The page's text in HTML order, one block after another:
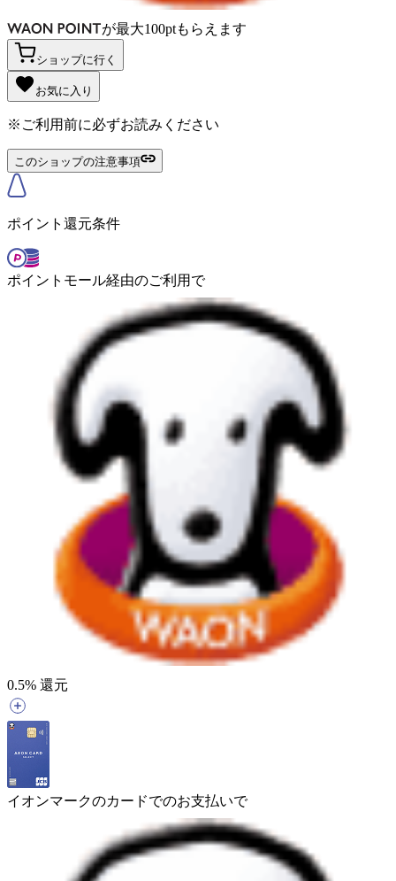
が最大100ptもらえます
ショップに行く
お気に入り
※ご利用前に必ずお読みください
このショップの注意事項
ポイント還元条件
ポイントモール経由のご利用で
0.5% 還元
イオンマークのカードでのお支払いで